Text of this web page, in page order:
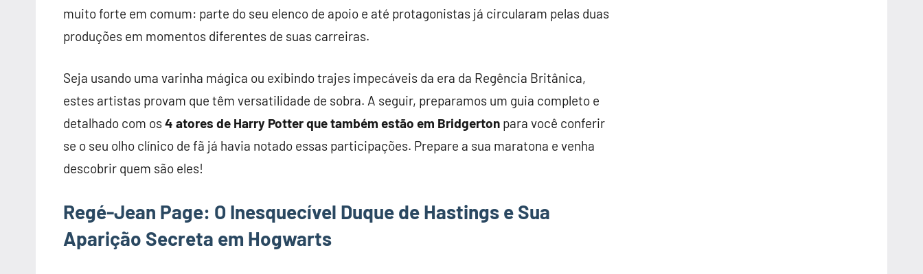
muito forte em comum: parte do seu elenco de apoio e até protagonistas já circularam pelas duas
produções em momentos diferentes de suas carreiras.
Seja usando uma varinha mágica ou exibindo trajes impecáveis da era da Regência Britânica,
estes artistas provam que têm versatilidade de sobra. A seguir, preparamos um guia completo e
detalhado com os4 atores de Harry Potter que também estão em Bridgerton para você conferir
se o seu olho clínico de fã já havia notado essas participações. Prepare a sua maratona e venha
descobrir quem são eles!
Regé-Jean Page: O Inesquecível Duque de Hastings e Sua
Aparição Secreta em Hogwarts